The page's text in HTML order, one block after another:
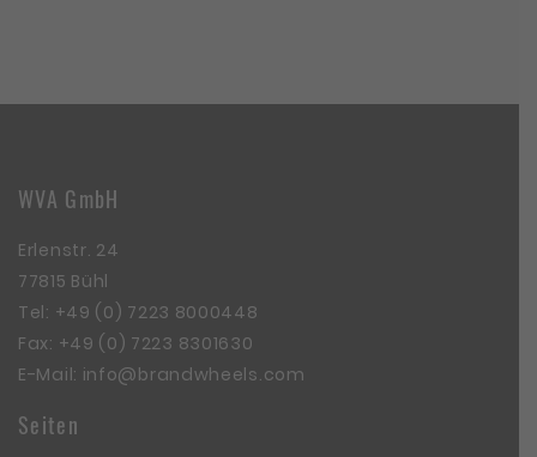
WVA GmbH
Erlenstr. 24
77815 Bühl
Tel: +49 (0) 7223 8000448
Fax: +49 (0) 7223 8301630
E-Mail: info@brandwheels.com
Seiten